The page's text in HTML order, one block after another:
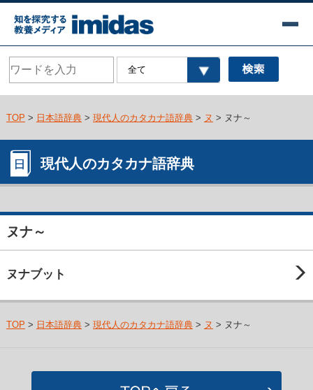
TOP > 日本語辞典> 現代人のカタカナ語辞典> ヌ > ヌナ～
現代人のカタカナ語辞典
ヌナ～
ヌナブット
TOP > 日本語辞典> 現代人のカタカナ語辞典> ヌ > ヌナ～